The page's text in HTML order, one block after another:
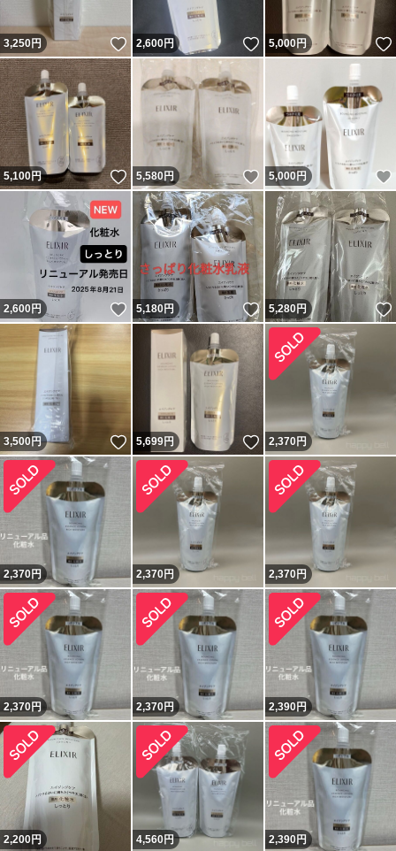
3,250円 いいね！
2,600円 いいね！
5,000円
5,100円 いいね！
5,580円 いいね！
5,000円
2,600円 いいね！
5,180円 いいね！
5,280円
3,500円 いいね！
5,699円 いいね！
2,370円
2,370円 2,370円 2,370円
2,370円 2,370円 2,390円
2,200円 4,560円 2,390円